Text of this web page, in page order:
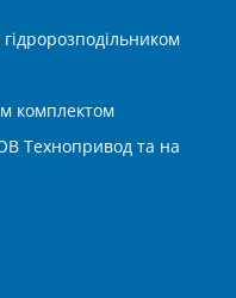
комплектом
Технопривод та на